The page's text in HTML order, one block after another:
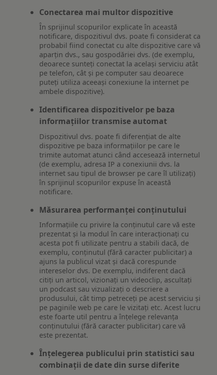
Conectarea mai multor dispozitive
În sprijinul scopurilor explicate în această
notificare, dispozitivul dvs. poate fi considerat ca
probabil fiind conectat cu alte dispozitive care vă
aparțin dvs., sau gospodăriei dvs. (de exemplu,
deoarece sunteți conectat la același serviciu atât
pe telefon, cât și pe computer sau deoarece
puteți utiliza aceeași conexiune la internet pe
ambele dispozitive).
Identificarea dispozitivelor pe baza
informațiilor transmise automat
Dispozitivul dvs. poate fi diferențiat de alte
dispozitive pe baza informațiilor pe care le
trimite automat atunci când accesează internetul
(de exemplu, adresa IP a conexiunii dvs. la
internet sau tipul de browser pe care îl utilizați)
în sprijinul scopurilor expuse în această
notificare.
Măsurarea performanței conținutului
Informațiile cu privire la conținutul care vă este
prezentat și la modul în care interacționați cu
acesta pot fi utilizate pentru a stabili dacă, de
exemplu, conținutul (fără caracter publicitar) a
ajuns la publicul vizat și dacă corespunde
intereselor dvs. De exemplu, indiferent dacă
citiți un articol, vizionați un videoclip, ascultați
un podcast sau vizualizați o descriere a
produsului, cât timp petreceți pe acest serviciu și
pe paginile web pe care le vizitați etc. Acest lucru
este foarte util pentru a înțelege relevanța
conținutului (fără caracter publicitar) care vă
este prezentat.
Înțelegerea publicului prin statistici sau
combinații de date din surse diferite